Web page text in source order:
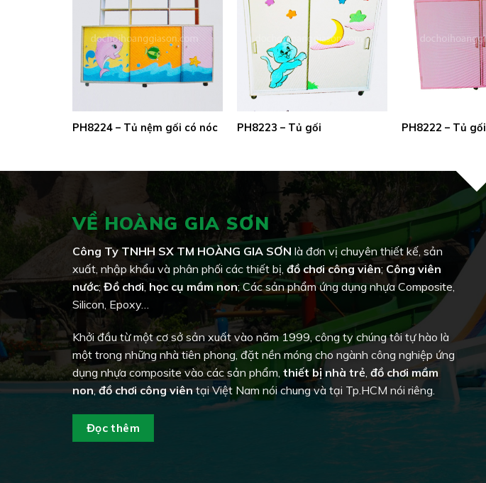
PH8224 – Tủ nệm gối có nóc PH8223 – Tủ gối PH8222 – Tủ gối
VỀ HOÀNG GIA SƠN
Công Ty TNHH SX TM HOÀNG GIA SƠN là đơn vị chuyên thiết kế, sản
xuất, nhập khẩu và phân phối các thiết bị, đồ chơi công viên; Công viên
nước;Đồ chơi, học cụ mầm non; Các sản phẩm ứng dụng nhựa Composite,
Silicon, Epoxy…
Khởi đầu từ một cơ sở sản xuất vào năm 1999, công ty chúng tôi tự hào là
một trong những nhà tiên phong, đặt nền móng cho ngành công nghiệp ứng
dụng nhựa composite vào các sản phẩm, thiết bị nhà trẻ đồ chơi mầm
non,đồ chơi công viêntại Việt Nam nói chung và tại Tp.HCM nói riêng.
Đọc thêm